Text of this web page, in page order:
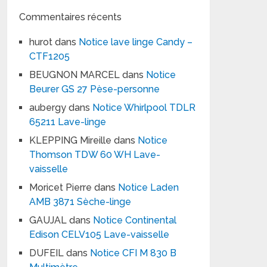
Commentaires récents
hurot dans Notice lave linge Candy –
CTF1205
BEUGNON MARCEL dans Notice
Beurer GS 27 Pèse-personne
aubergy dans Notice Whirlpool TDLR
65211 Lave-linge
KLEPPING Mireille dans Notice
Thomson TDW 60 WH Lave-
vaisselle
Moricet Pierre dans Notice Laden
AMB 3871 Sèche-linge
GAUJAL dans Notice Continental
Edison CELV105 Lave-vaisselle
DUFEIL dans Notice CFI M 830 B